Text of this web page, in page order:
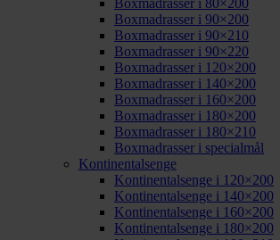
Boxmadrasser i 90×200
Boxmadrasser i 90×210
Boxmadrasser i 90×220
Boxmadrasser i 120×200
Boxmadrasser i 140×200
Boxmadrasser i 160×200
Boxmadrasser i 180×200
Boxmadrasser i 180×210
Boxmadrasser i specialmål
Kontinentalsenge
Kontinentalsenge i 120×200
Kontinentalsenge i 140×200
Kontinentalsenge i 160×200
Kontinentalsenge i 180×200